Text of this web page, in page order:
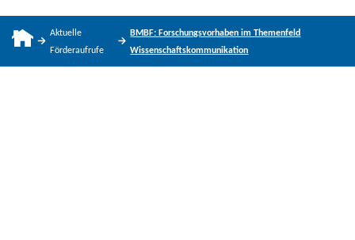
Aktuelle
Förderaufrufe
BMBF: Forschungsvorhaben im Themenfeld
Wissenschaftskommunikation